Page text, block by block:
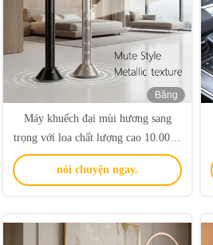
Băng
Máy khuếch đại mùi hương sang
trọng với loa chất lượng cao 10.000h
Thời gian sử dụng cực kỳ dài và
công nghệ khuếch đại không khí lạnh
nói chuyện ngay.